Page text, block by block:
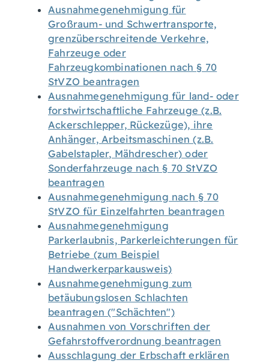
Ausnahmegenehmigung für
Großraum- und Schwertransporte,
grenzüberschreitende Verkehre,
Fahrzeuge oder
Fahrzeugkombinationen nach § 70
StVZO beantragen
Ausnahmegenehmigung für land- oder
forstwirtschaftliche Fahrzeuge (z.B.
Ackerschlepper, Rückezüge), ihre
Anhänger, Arbeitsmaschinen (z.B.
Gabelstapler, Mähdrescher) oder
Sonderfahrzeuge nach § 70 StVZO
beantragen
Ausnahmegenehmigung nach § 70
StVZO für Einzelfahrten beantragen
Ausnahmegenehmigung
Parkerlaubnis, Parkerleichterungen für
Betriebe (zum Beispiel
Handwerkerparkausweis)
Ausnahmegenehmigung zum
betäubungslosen Schlachten
beantragen ("Schächten")
Ausnahmen von Vorschriften der
Gefahrstoffverordnung beantragen
Ausschlagung der Erbschaft erklären